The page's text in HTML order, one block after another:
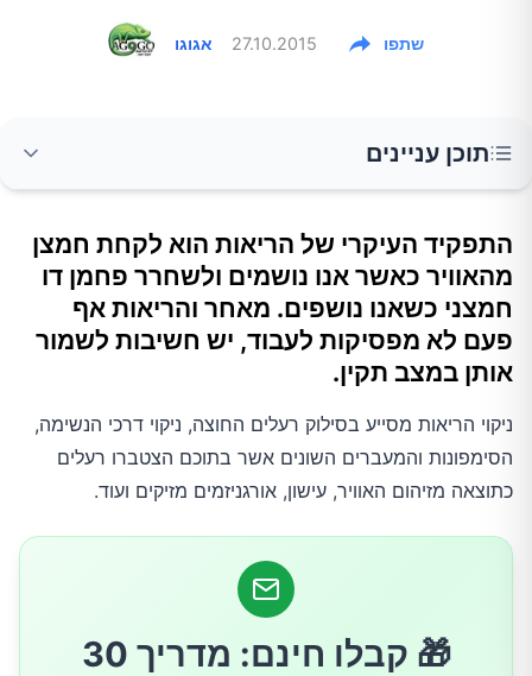
אגוגו 27.10.2015 שתפו
תוכן עניינים
2.אורגנו
3.פעילות אירובית
4.שוש קירח (ליקוריץ)
5.ג'ינג'ר
התפקיד העיקרי של הריאות הוא לקחת חמצן
מהאוויר כאשר אנו נושמים ולשחרר פחמן דו
חמצני כשאנו נושפים. מאחר והריאות אף
פעם לא מפסיקות לעבוד, יש חשיבות לשמור
אותן במצב תקין.
ניקוי הריאות מסייע בסילוק רעלים החוצה, ניקוי דרכי הנשימה,
הסימפונות והמעברים השונים אשר בתוכם הצטברו רעלים
כתוצאה מזיהום האוויר, עישון, אורגניזמים מזיקים ועוד.
🎁 קבלו חינם: מדריך 30